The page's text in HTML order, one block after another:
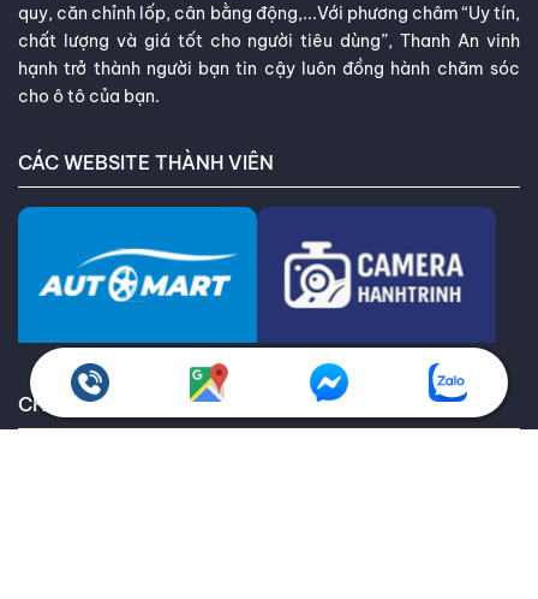
quy, căn chỉnh lốp, cân bằng động,...Với phương châm “Uy tín,
chất lượng và giá tốt cho người tiêu dùng”, Thanh An vinh
hạnh trở thành người bạn tin cậy luôn đồng hành chăm sóc
cho ô tô của bạn.
CÁC WEBSITE THÀNH VIÊN
CHÍNH SÁCH QUY ĐỊNH